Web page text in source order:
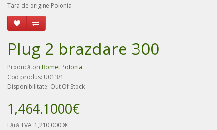
Tara de origine Polonia
Plug 2 brazdare 300
Producători Bomet Polonia
Cod produs: U013/1
Disponibilitate: Out Of Stock
1,464.1000€
Fără TVA: 1,210.0000€